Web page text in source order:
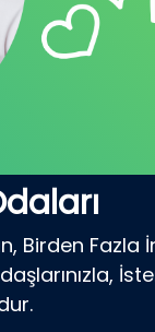
Birden Fazla